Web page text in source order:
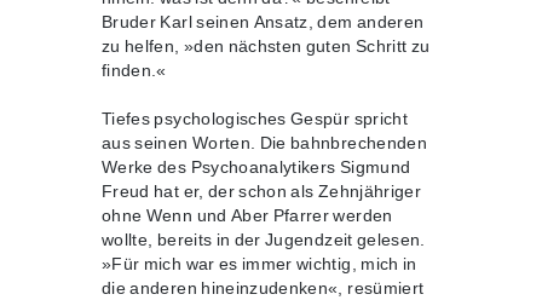
Bruder Karl seinen Ansatz, dem anderen
zu helfen, »den nächsten guten Schritt zu
finden.«
Tiefes psychologisches Gespür spricht
aus seinen Worten. Die bahnbrechenden
Werke des Psychoanalytikers Sigmund
Freud hat er, der schon als Zehnjähriger
ohne Wenn und Aber Pfarrer werden
wollte, bereits in der Jugendzeit gelesen.
»Für mich war es immer wichtig, mich in
die anderen hineinzudenken«, resümiert